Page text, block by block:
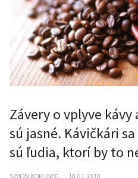
Závery o vplyve
sú jasné. Kávičkári
sú ľudia, ktorí by to
SIMON KOPUNEC 18.01.2018